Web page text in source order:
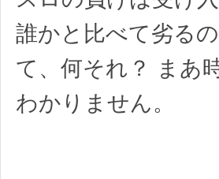
誰かと比べて劣る
て、何それ？ まあ
わかりません。